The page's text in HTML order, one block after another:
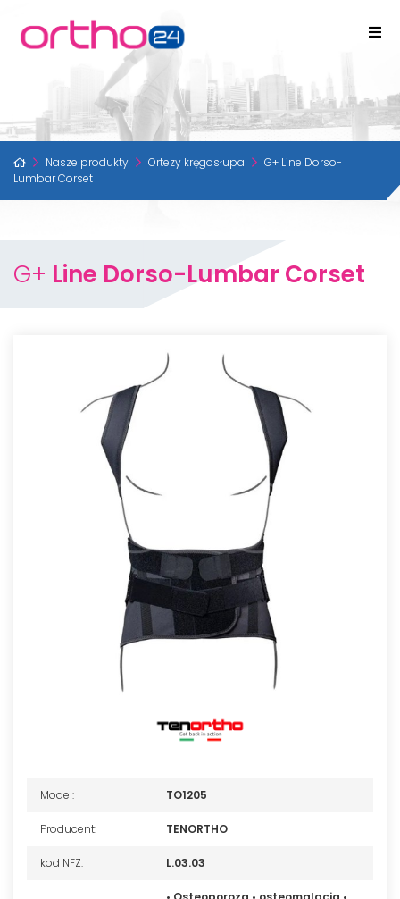
Nasze produkty Ortezy kręgosłupa
G+ Line Dorso-
Lumbar Corset
G+ Line Dorso-Lumbar Corset
Model: TO1205
Producent: TENORTHO
kod NFZ: L.03.03